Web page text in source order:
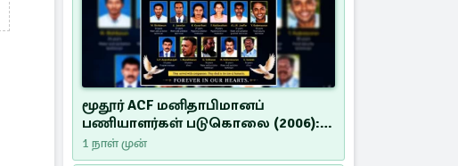
மூதூர் ACF மனிதாபிமானப்
பணியாளர்கள் படுகொலை (2006):
20 ஆண்டுகளாகியும் நீதி
மறுக்கப்பட்ட மனிதாபிமானப்
1 நாள் முன்